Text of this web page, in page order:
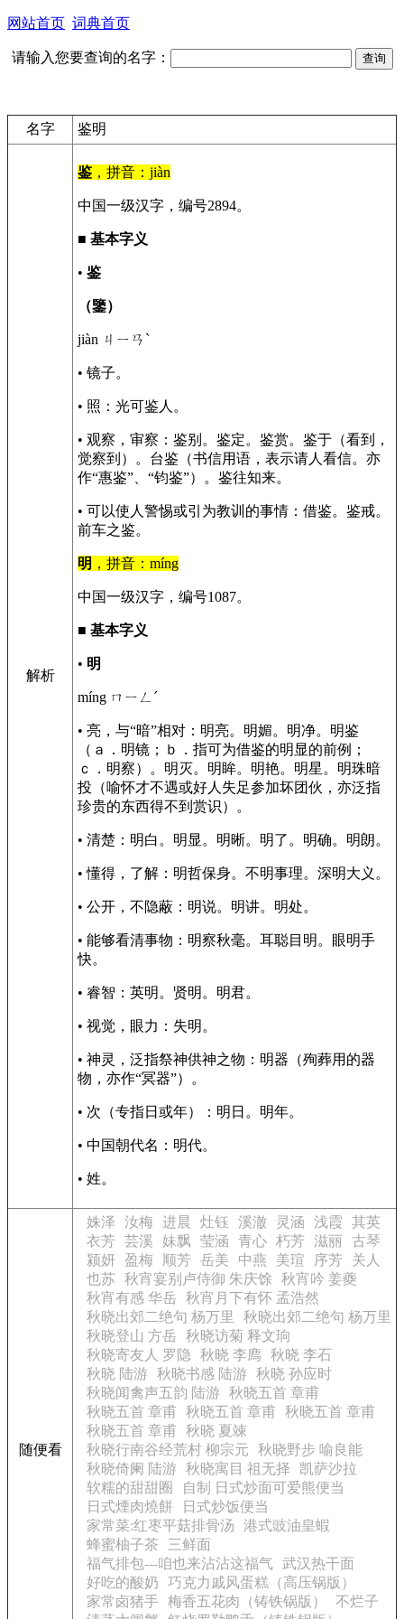
网站首页 词典首页
请输入您要查询的名字：
名字 鉴明
解析
鉴 ，拼音：jiàn
中国一级汉字，编号2894。
■ 基本字义
• 鉴
（鑒）
jiàn ㄐㄧㄢˋ
• 镜子。
• 照：光可鉴人。
• 观察，审察：鉴别。鉴定。鉴赏。鉴于（看到，
觉察到）。台鉴（书信用语，表示请人看信。亦
作“惠鉴”、“钧鉴”）。鉴往知来。
• 可以使人警惕或引为教训的事情：借鉴。鉴戒。
前车之鉴。
明 ，拼音：míng
中国一级汉字，编号1087。
■ 基本字义
• 明
míng ㄇㄧㄥˊ
• 亮，与“暗”相对：明亮。明媚。明净。明鉴
（ａ．明镜；ｂ．指可为借鉴的明显的前例；
ｃ．明察）。明灭。明眸。明艳。明星。明珠暗
投（喻怀才不遇或好人失足参加坏团伙，亦泛指
珍贵的东西得不到赏识）。
• 清楚：明白。明显。明晰。明了。明确。明朗。
• 懂得，了解：明哲保身。不明事理。深明大义。
• 公开，不隐蔽：明说。明讲。明处。
• 能够看清事物：明察秋毫。耳聪目明。眼明手
快。
• 睿智：英明。贤明。明君。
• 视觉，眼力：失明。
• 神灵，泛指祭神供神之物：明器（殉葬用的器
物，亦作“冥器”）。
• 次（专指日或年）：明日。明年。
• 中国朝代名：明代。
• 姓。
随便看
姝泽 汝梅 进晨 灶钰 溪澈 灵涵 浅霞
其英
衣芳 芸溪 妹飘 莹涵 青心 朽芳 滋丽
古琴
颍妍
盈梅 顺芳 岳美 中燕 美瑄 序芳
关人
也苏
秋宵宴别卢侍御 朱庆馀
秋宵吟 姜夔
秋宵有感 华岳
秋宵月下有怀 孟浩然
秋晓出郊二绝句 杨万里
秋晓出郊二绝句 杨万里
秋晓登山 方岳
秋晓访菊 释文珦
秋晓寄友人 罗隐
秋晓 李廌
秋晓 李石
秋晓 陆游
秋晓书感 陆游
秋晓 孙应时
秋晓闻禽声五韵 陆游
秋晓五首 章甫
秋晓五首 章甫 秋晓五首 章甫 秋晓五首 章甫
秋晓五首 章甫 秋晓 夏竦
秋晓行南谷经荒村 柳宗元
秋晓野步 喻良能
秋晓倚阑 陆游
秋晓寓目 祖无择
凯萨沙拉
软糯的甜甜圈
自制 日式炒面可爱熊便当
日式煙肉燒餅
日式炒饭便当
家常菜:红枣平菇排骨汤
港式豉油皇蝦
蜂蜜柚子茶
三鲜面
福气排包---咱也来沾沾这福气 武汉热干面
好吃的酸奶
巧克力戚风蛋糕（高压锅版）
家常卤猪手 梅香五花肉（铸铁锅版）
不烂子